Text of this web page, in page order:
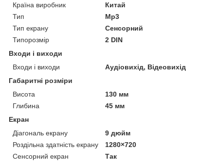
Країна виробник
Китай
Тип
Mp3
Тип екрану
Сенсорний
Типорозмір
2 DIN
Входи і виходи
Входи і виходи
Аудіовихід, Відеовихід
Габаритні розміри
Висота
130 мм
Глибина
45 мм
Екран
Діагональ екрану
9 дюйм
Роздільна здатність екрану
1280×720
Сенсорний екран
Так